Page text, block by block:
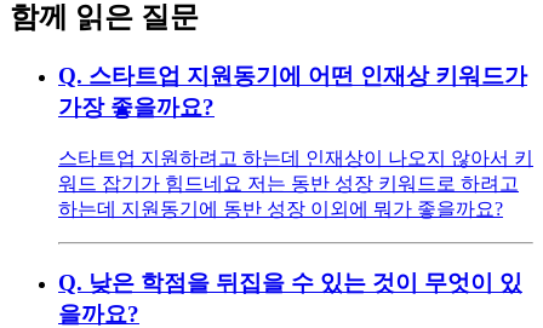
함께 읽은 질문
Q. 스타트업 지원동기에 어떤 인재상 키워드가
가장 좋을까요?
스타트업 지원하려고 하는데 인재상이 나오지 않아서 키
워드 잡기가 힘드네요 저는 동반 성장 키워드로 하려고
하는데 지원동기에 동반 성장 이외에 뭐가 좋을까요?
Q. 낮은 학점을 뒤집을 수 있는 것이 무엇이 있
을까요?